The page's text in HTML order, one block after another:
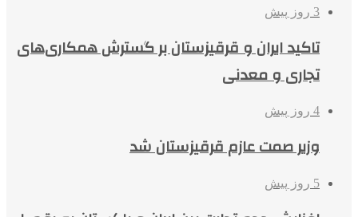
3 روز پیش
تاکید ایران و قرقیزستان بر گسترش همکاری‌های
تجاری و معدنی
4 روز پیش
وزیر صمت عازم قرقیزستان شد
5 روز پیش